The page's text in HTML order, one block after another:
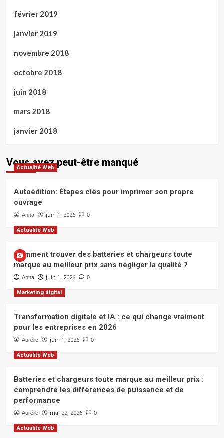
février 2019
janvier 2019
novembre 2018
octobre 2018
juin 2018
mars 2018
janvier 2018
Vous avez peut-être manqué
Actualité Web
Autoédition: Étapes clés pour imprimer son propre
ouvrage
Anna juin 1, 2026 0
Actualité Web
Comment trouver des batteries et chargeurs toute
marque au meilleur prix sans négliger la qualité ?
Anna juin 1, 2026 0
Marketing digital
Transformation digitale et IA : ce qui change vraiment
pour les entreprises en 2026
Aurélie juin 1, 2026 0
Actualité Web
Batteries et chargeurs toute marque au meilleur prix :
comprendre les différences de puissance et de
performance
Aurélie mai 22, 2026 0
Actualité Web